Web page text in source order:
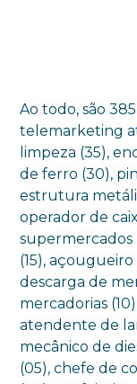
Ao todo, são
telemarketing
limpeza (35),
de ferro (30),
estrutura
operador de
supermercados
(15),
descarga de
mercadorias
atendente de
mecânico de
(05), chefe de